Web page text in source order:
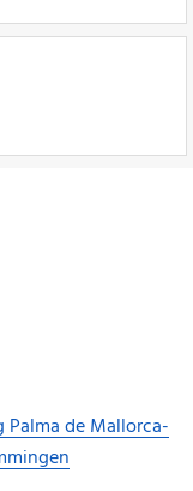
Palma de Mallorca-